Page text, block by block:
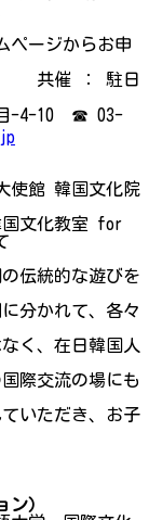
ージからお申
共催 ： 駐日
-4-10 ☎ 03-
館 韓国文化院
文化教室 for
伝統的な遊びを
分かれて、各々
く、在日韓国人
際交流の場にも
いただき、お子
ン）